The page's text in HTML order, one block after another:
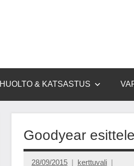
HUOLTO & KATSASTUS
Goodyear
28/09/2015 kerttuvali